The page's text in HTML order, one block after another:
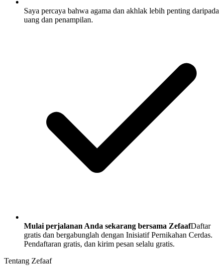
Saya percaya bahwa agama dan akhlak lebih penting daripada
uang dan penampilan.
Mulai perjalanan Anda sekarang bersama ZefaafDaftar
gratis dan bergabunglah dengan Inisiatif Pernikahan Cerdas.
Pendaftaran gratis, dan kirim pesan selalu gratis.
Tentang Zefaaf